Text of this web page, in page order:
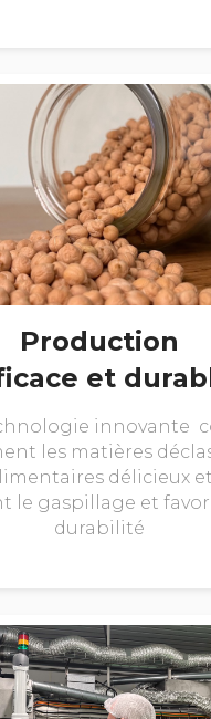
Production
et
innovante
les matières
délicieux
le gaspillage et
durabilité